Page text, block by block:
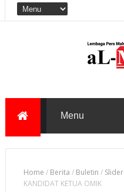
Home / Berita / Buletin / Slider
KANDIDAT KETUA OMIK